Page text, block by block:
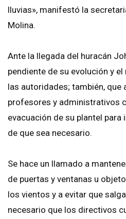
lluvias», manifestó la
Molina.
Ante la llegada del huracán
pendiente de su evolución y
las autoridades; también, que
profesores y administrativos
evacuación de su plantel
de que sea necesario.
Se hace un llamado a
de puertas y ventanas u
los vientos y a evitar que
necesario que los directivos